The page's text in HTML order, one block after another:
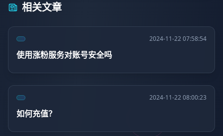
相关文章
2024-11-22 07:58:54
使用涨粉服务对账号安全吗
2024-11-22 08:00:23
如何充值？